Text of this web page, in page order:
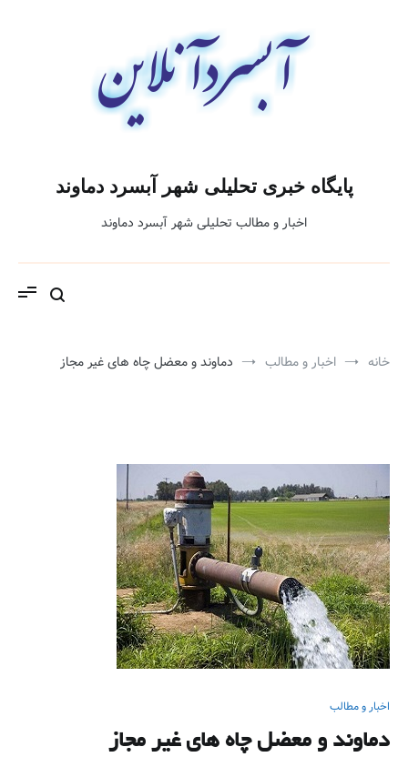
پایگاه خبری تحلیلی شهر آبسرد دماوند
اخبار و مطالب تحلیلی شهر آبسرد دماوند
خانه اخبار و مطالب دماوند و معضل چاه های غیر مجاز
اخبار و مطالب
دماوند و معضل چاه های غیر مجاز